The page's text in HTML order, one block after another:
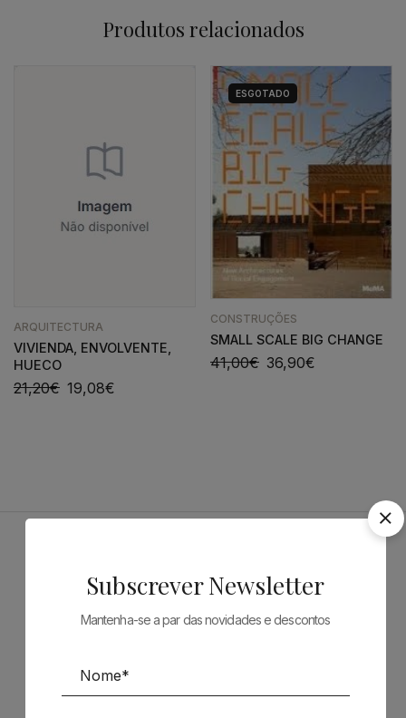
Produtos relacionados
ARQUITECTURA
VIVIENDA, ENVOLVENTE,
HUECO
21,20€ 19,08€
ESGOTADO
CONSTRUÇÕES
SMALL SCALE BIG CHANGE
41,00€ 36,90€
Subscrever Newsletter
Mantenha-se a par das novidades e descontos